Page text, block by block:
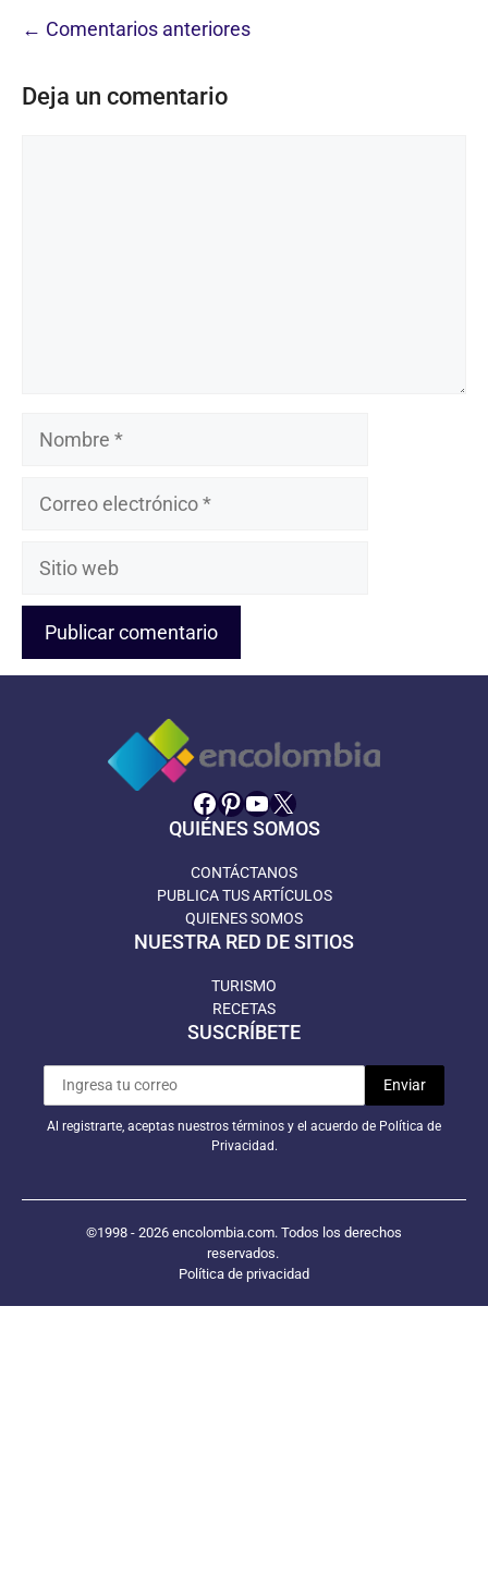
Navegación
comentarios
← Comentarios anteriores
Deja un comentario
Nombre
Sitio
Facebook
Pinterest
YouTube
X
QUIÉNES SOMOS
CONTÁCTANOS
PUBLICA TUS ARTÍCULOS
QUIENES SOMOS
NUESTRA RED DE SITIOS
TURISMO
RECETAS
SUSCRÍBETE
Al registrarte, aceptas nuestros términos y el acuerdo de Política de
Privacidad.
©1998 - 2026 encolombia.com. Todos los derechos
reservados.
Política de privacidad